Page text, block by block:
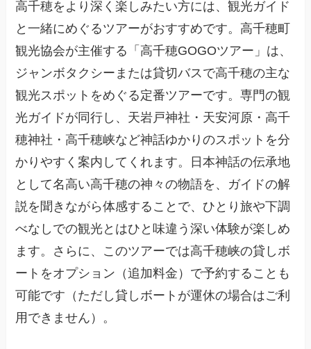
高千穂をより深く楽しみたい方には、観光ガイド
と一緒にめぐるツアーがおすすめです。高千穂町
観光協会が主催する「高千穂GOGOツアー」は、
ジャンボタクシーまたは貸切バスで高千穂の主な
観光スポットをめぐる定番ツアーです。専門の観
光ガイドが同行し、天岩戸神社・天安河原・高千
穂神社・高千穂峡など神話ゆかりのスポットを分
かりやすく案内してくれます。日本神話の伝承地
として名高い高千穂の神々の物語を、ガイドの解
説を聞きながら体感することで、ひとり旅や下調
べなしでの観光とはひと味違う深い体験が楽しめ
ます。さらに、このツアーでは高千穂峡の貸しボ
ートをオプション（追加料金）で予約することも
可能です（ただし貸しボートが運休の場合はご利
用できません）。